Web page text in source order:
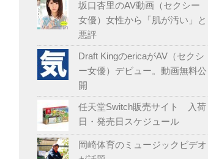
坂口杏里のAV動画（セクシー
女優）女性から「肌が汚い」と
悪評
Draft KingのericaがAV（セクシ
ー女優）デビュー。動画無料公
開
任天堂Switch販売サイト 入荷
日・発売日スケジュール
岡崎体育のミュージックビデオ